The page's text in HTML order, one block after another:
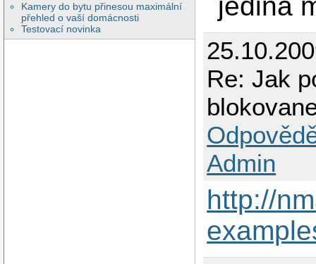
Kamery do bytu přinesou maximální
přehled o vaší domácnosti
Testovací novinka
Re: Jak
Admin
http://